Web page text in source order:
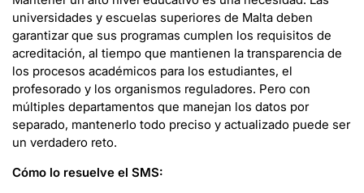
universidades y escuelas superiores de Malta deben
garantizar que sus programas cumplen los requisitos de
acreditación, al tiempo que mantienen la transparencia de
los procesos académicos para los estudiantes, el
profesorado y los organismos reguladores. Pero con
múltiples departamentos que manejan los datos por
separado, mantenerlo todo preciso y actualizado puede ser
un verdadero reto.
Cómo lo resuelve el SMS: